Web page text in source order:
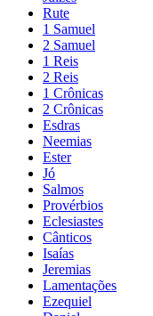
Rute
1 Samuel
2 Samuel
1 Reis
2 Reis
1 Crônicas
2 Crônicas
Esdras
Neemias
Ester
Jó
Salmos
Provérbios
Eclesiastes
Cânticos
Isaías
Jeremias
Lamentações
Ezequiel